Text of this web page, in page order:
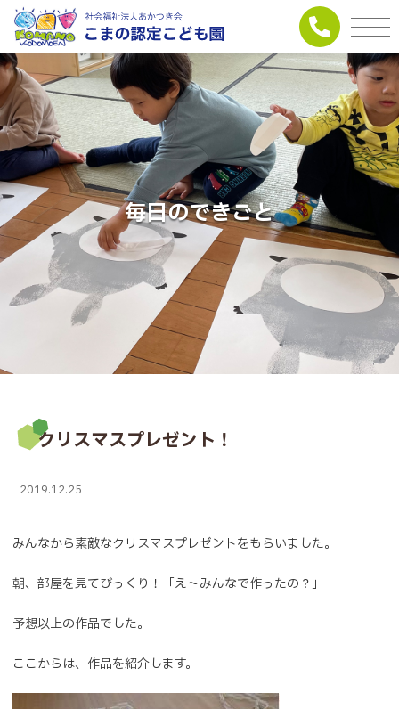
毎日のできごと
クリスマスプレゼント！
2019.12.25
みんなから素敵なクリスマスプレゼントをもらいました。
朝、部屋を見てびっくり！「え～みんなで作ったの？」
予想以上の作品でした。
ここからは、作品を紹介します。